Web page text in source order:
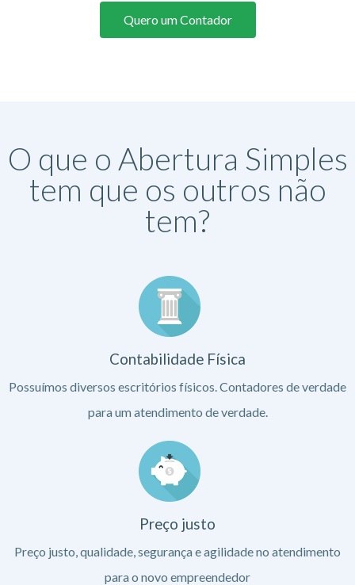
Quero um Contador
O que o Abertura Simples
tem que os outros não
tem?
Contabilidade Física
Possuímos diversos escritórios físicos. Contadores de verdade
para um atendimento de verdade.
Preço justo
Preço justo, qualidade, segurança e agilidade no atendimento
para o novo empreendedor